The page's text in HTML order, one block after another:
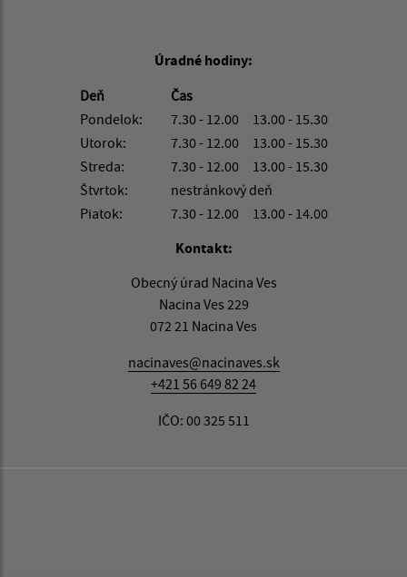
Úradné hodiny:
Deň
Čas
Pondelok:
7.30 - 12.00 13.00 - 15.30
Utorok:
7.30 - 12.00 13.00 - 15.30
Streda:
7.30 - 12.00 13.00 - 15.30
Štvrtok:
nestránkový deň
Piatok:
7.30 - 12.00 13.00 - 14.00
Kontakt:
Obecný úrad Nacina Ves
Nacina Ves 229
072 21 Nacina Ves
nacinaves@nacinaves.sk
+421 56 649 82 24
IČO: 00 325 511